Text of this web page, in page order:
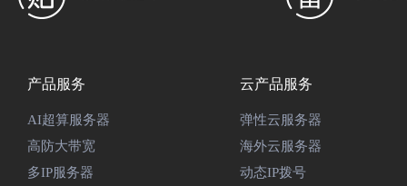
产品服务
AI超算服务器
高防大带宽
多IP服务器
云产品服务
弹性云服务器
海外云服务器
动态IP拨号